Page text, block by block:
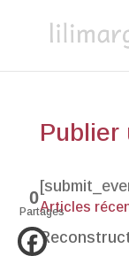
Publier
0
Partages
Articles